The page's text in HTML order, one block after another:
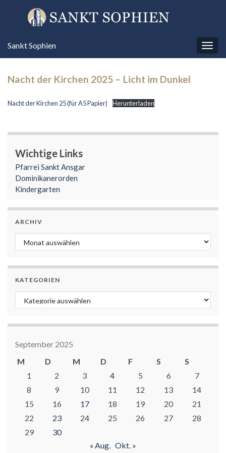
Sankt Sophien
Nacht der Kirchen 2025 – Licht im Dunkel
Nacht der Kirchen 25 (für A5 Papier) Herunterladen
Wichtige Links
Pfarrei Sankt Ansgar
Dominikanerorden
Kindergarten
ARCHIV
Archiv
KATEGORIEN
Kategorien
September 2025
M
D M D F S
S
1
2 3 4 5 6
7
8
9 10 11 12 13
14
15
16 17 18 19 20
21
22
23 24 25 26 27
28
29
30
« Aug.
Okt. »